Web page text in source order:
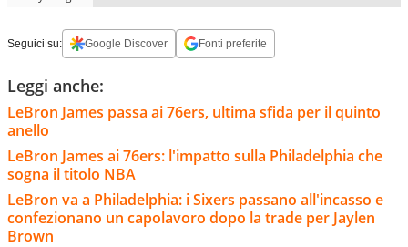
Seguici su: Google Discover Fonti preferite
Leggi anche:
LeBron James passa ai 76ers, ultima sfida per il quinto
anello
LeBron James ai 76ers: l'impatto sulla Philadelphia che
sogna il titolo NBA
LeBron va a Philadelphia: i Sixers passano all'incasso e
confezionano un capolavoro dopo la trade per Jaylen
Brown